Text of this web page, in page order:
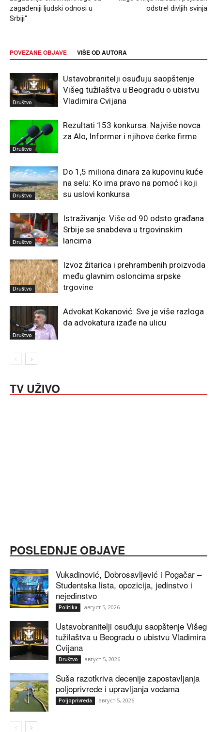
zagađeniji ljudski odnosi u
Srbiji“
odstrel divljih svinja
POVEZANE OBJAVE VIŠE OD AUTORA
Društvo
Ustavobranitelji osuđuju saopštenje
Višeg tužilaštva u Beogradu o ubistvu
Vladimira Cvijana
Društvo
Rezultati 153 konkursa: Najviše novca
za Alo, Informer i njihove ćerke firme
Društvo
Do 1,5 miliona dinara za kupovinu kuće
na selu: Ko ima pravo na pomoć i koji
su uslovi konkursa
Društvo
Istraživanje: Više od 90 odsto građana
Srbije se snabdeva u trgovinskim
lancima
Društvo
Izvoz žitarica i prehrambenih proizvoda
među glavnim osloncima srpske
trgovine
Društvo
Advokat Kokanović: Sve je više razloga
da advokatura izađe na ulicu
TV UŽIVO
POSLEDNJE OBJAVE
Vukadinović, Dobrosavljević i Pogačar –
Studentska lista, opozicija, jedinstvo i
nejedinstvo
Politika август 5, 2026
Ustavobranitelji osuđuju saopštenje Višeg
tužilaštva u Beogradu o ubistvu Vladimira
Cvijana
Društvo август 5, 2026
Suša razotkriva decenije zapostavljanja
poljoprivrede i upravljanja vodama
Poljoprivreda август 5, 2026